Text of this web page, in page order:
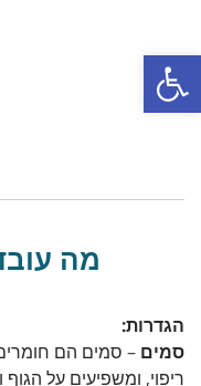
פתח סרגל נגישות
מה
הגדרות:
סמים – סמים הם
ריפוי, ומשפיעים על